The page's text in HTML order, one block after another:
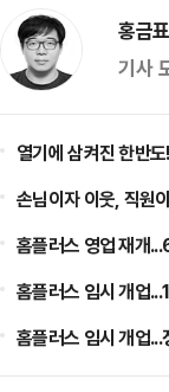
홍금
기사
열기에 삼켜진 한반
손님이자 이웃, 직원
홈플러스 영업 재개
홈플러스 임시 개업
홈플러스 임시 개업